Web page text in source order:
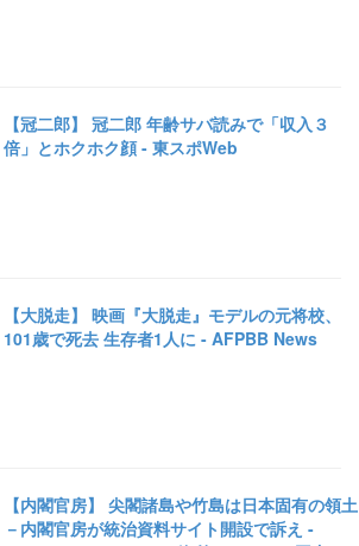
【冠二郎】 冠二郎 年齢サバ読みで「収入３
倍」とホクホク顔 - 東スポWeb
【大脱走】 映画『大脱走』モデルの元将校、
101歳で死去 生存者1人に - AFPBB News
【内閣官房】 尖閣諸島や竹島は日本固有の領土
－内閣官房が統治資料サイト開設で訴え -